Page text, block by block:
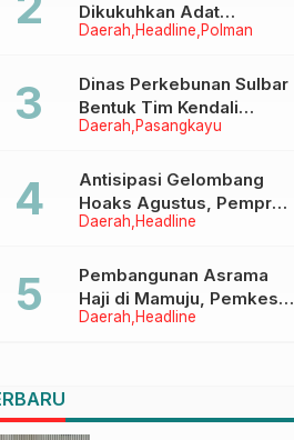
Daerah Headline Polman
Dikukuhkan Adat
Balanipa, Raih Gelar Sulo
Daerah Pasangkayu
Dinas Perkebunan Sulbar
Bentuk Tim Kendali
Internal ICS untuk Dukung
di Pasangkayu
Daerah Headline
Antisipasi Gelombang
Hoaks Agustus, Pemprov
Sulbar Ajak Warga Jaga
Daerah Headline
Pembangunan Asrama
Haji di Mamuju, Pemkesra
dan Kementerian Haji